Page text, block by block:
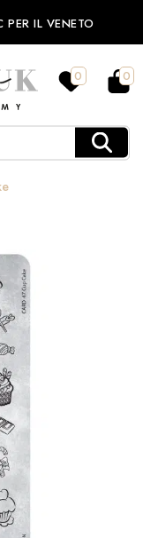
PER IL VENETO
0 0